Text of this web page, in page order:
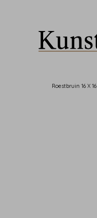
Roestbruin 16 X 16